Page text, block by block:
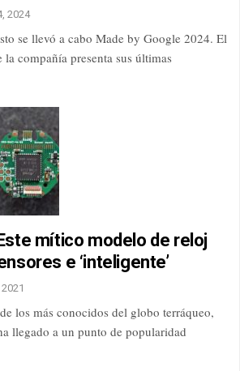
2024
se llevó a cabo Made by Google 2024. El
compañía presenta sus últimas
mítico modelo de reloj
e ‘inteligente’
los más conocidos del globo terráqueo,
llegado a un punto de popularidad